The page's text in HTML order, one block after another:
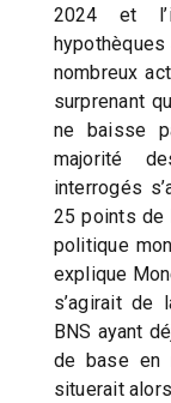
2024 et
nombreux
surprenant
ne baisse
majorité
interrogés
25 points de
politique
explique
s’agirait de
BNS ayant
de base en
situerait